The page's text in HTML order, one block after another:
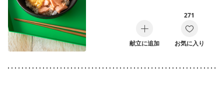
オーブントースターだけ
鍋ひとつ 包丁いらず
献立に追加
271
お気に入り